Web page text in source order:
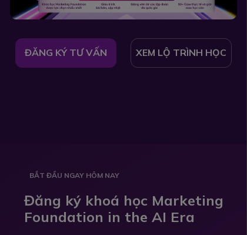
ĐĂNG KÝ TƯ VẤN XEM LỘ TRÌNH HỌC
BẮT ĐẦU NGAY HÔM NAY
Đăng ký khoá học Marketing
Foundation in the AI Era